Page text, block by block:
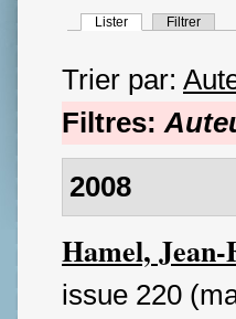
Lister Filtrer
Trier par:
Filtres:
2008
Hamel,
issue 220